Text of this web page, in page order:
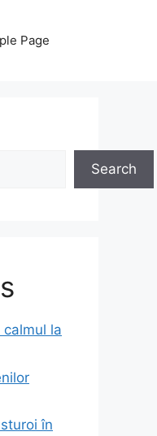
Page
Search
la
în